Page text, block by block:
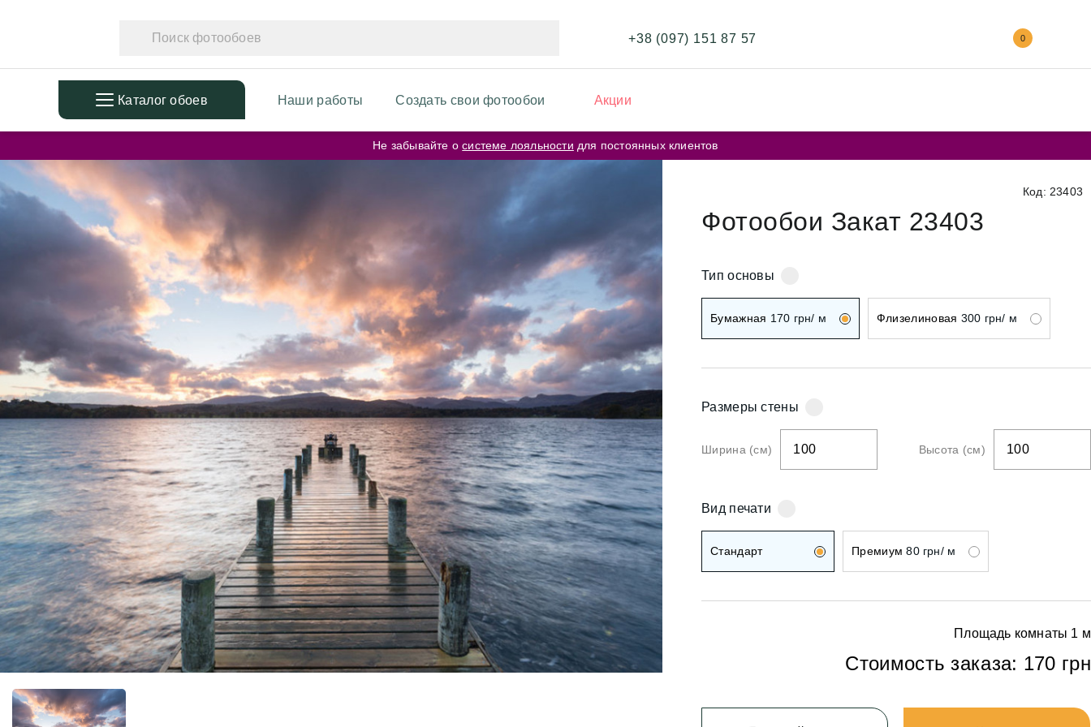
+38 (097) 151 87 57 0
Каталог обоев
ПОПУЛЯРНЫЕ
Фотообои в детскую
Дизайнерские листья
3D Фотообои
Фотообои расширяющие
пространство
Фотообои простые линии
Фотообои карта мира
Фотообои кирпичная стена
Фотообои космос
Фотообои города
Дизайнерские цветы
Фотообои арт
Фотообои деревья
Фотообои мемфис
Фотообои геометрия
Фотообои абстракция
Фотообои горы и лес
Фотообои золото
Фотообои разное
ФОТООБОИ ПО ЦВЕТУ
Бежевые фотообои
Серые фотообои
Розовые фотообои
Белые фотообои
Коричневые фотообои
Черные фотообои
Красные фотообои
Оранжевые фотообои
Желтые фотообои
Зеленые фотообои
Голубые фотообои
Синие фотообои
Наши работы Создать свои фотообои Акции
Не забывайте осистеме лояльности для постоянных клиентов
Код: 23403
Фотообои Закат 23403
Тип основы
Бумажная 170 грн/ м Флизелиновая 300 грн/ м
Размеры стены
Ширина (см) Высота (см)
Вид печати
Стандарт Премиум 80 грн/ м
Площадь комнаты 1 м
Стоимость заказа: 170 грн